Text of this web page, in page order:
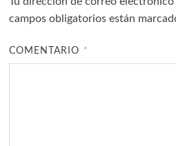
campos obligatorios están
COMENTARIO *